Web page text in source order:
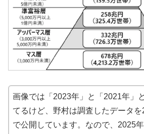
画像では「2023年」と「2021年」
てるけど、野村は調査したデータ
で公開しています。なので、2025